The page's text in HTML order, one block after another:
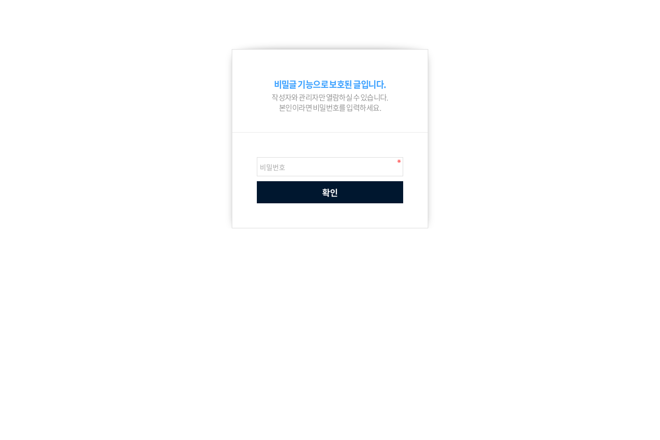
비밀글 기능으로 보호된 글입니다.
작성자와 관리자만 열람하실 수 있습니다.
본인이라면 비밀번호를 입력하세요.